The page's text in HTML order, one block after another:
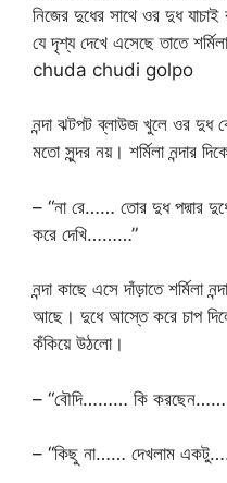
নিজের দুধের সাথে ওর দুধ
যে দৃশ্য দেখে এসেছে তাতে
chuda chudi golpo
নন্দা ঝটপট ব্লাউজ খুলে ওর
মতো সুন্দর নয়। শর্মিলা নন্দার
– “না রে…… তোর দুধ পদ্মার
করে দেখি………”
নন্দা কাছে এসে দাঁড়াতে শর্মিলা
আছে। দুধে আস্তে করে চাপ
কঁকিয়ে উঠলো।
– “বৌদি……… কি
– “কিছু না…… দেখলাম